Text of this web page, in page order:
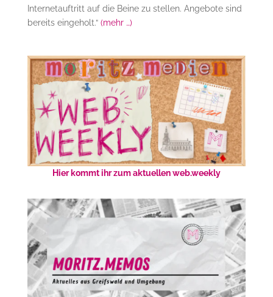
Internetauftritt auf die Beine zu stellen. Angebote sind
bereits eingeholt.“ (mehr …)
Hier kommt ihr zum aktuellen web.weekly